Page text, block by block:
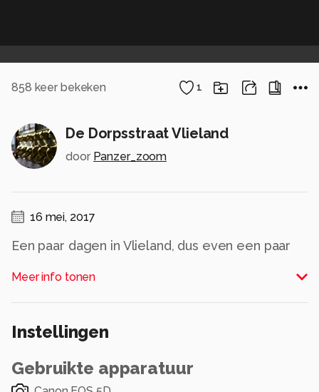
858 keer bekeken 1
De Dorpsstraat Vlieland
door Panzer_zoom
16 mei, 2017
Een paar dagen in Vlieland, dus even een paar
Meer info tonen
Instellingen
Gebruikte apparatuur